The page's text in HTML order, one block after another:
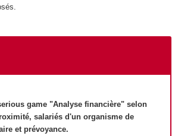
game "Analyse financière" selon
salariés d'un organisme de
et prévoyance.